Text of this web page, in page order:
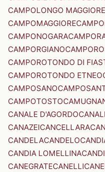
CAMPOLONGO MAGGIORE
CAMPOMAGGIORE
CAMPONOGARA
CAMPORGIANO
CAMPOROTONDO DI
CAMPOROTONDO ETNEO
CAMPOSANO
CAMPOTOSTO
CANALE D'AGORDO
CANAZEICANCELLARA
CANDELACANDELO
CANDIA LOMELLINA
CANEGRATECANELLI